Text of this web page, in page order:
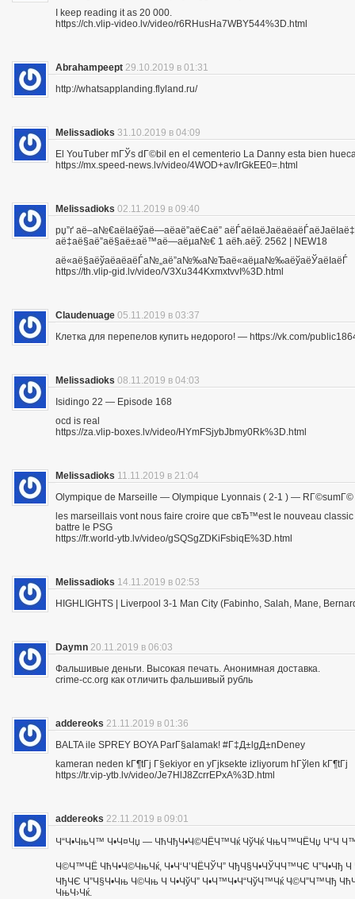
I keep reading it as 20 000.
https://ch.vlip-video.lv/video/r6RHusHa7WBY544%3D.html
Abrahampeept 29.10.2019 в 01:31
http://whatsapplanding.flyland.ru/
Melissadioks 31.10.2019 в 04:09
El YouTuber mГЎs dГ©bil en el cementerio La Danny esta bien
https://mx.speed-news.lv/video/4WOD+av/lrGkEE0=.html
Melissadioks 02.11.2019 в 09:40
рџ”ґ аё–а№€аёІаёўаё—аё­аё”аёЄаё”
аё‡аё§аё”аё§аё±аё™аё—аёµа№€ 1 аёћ.аёў. 2562 | NEW18
аё«аё§аёўаё­аё­аёЃа№„аё”а№‰а№Ђаё«аёµа№‰аёўаёЎаёІаёЃ
https://th.vlip-gid.lv/video/V3Xu344KxmxtvvI%3D.html
Claudenuage 05.11.2019 в 03:37
Клетка для перепелов купить недорого! — https://vk.com/
Melissadioks 08.11.2019 в 04:03
Isidingo 22 — Episode 168
ocd is real
https://za.vlip-boxes.lv/video/HYmFSjybJbmy0Rk%3D.html
Melissadioks 11.11.2019 в 21:04
Olympique de Marseille — Olympique Lyonnais ( 2-1 ) —
les marseillais vont nous faire croire que cвЂ™est le nouveau
battre le PSG
https://fr.world-ytb.lv/video/gSQSgZDKiFsbiqE%3D.html
Melissadioks 14.11.2019 в 02:53
HIGHLIGHTS | Liverpool 3-1 Man City (Fabinho, Salah, Mane,
Daymn 20.11.2019 в 06:03
Фальшивые деньги. Высокая печать. Анонимная доставка.
crime-cc.org как отличить фальшивый рубль
addereoks 21.11.2019 в 01:36
BALTA ile SPREY BOYA ParГ§alamak! #Г‡Д±lgД±nDeney
kameran neden kГ¶tГј Г§ekiyor en yГјksekte izliyorum hГўlen kГ¶tГј
https://tr.vip-ytb.lv/video/Je7HlJ8ZcrrEPxA%3D.html
addereoks 22.11.2019 в 09:01
Ч“Ч•ЧњЧ™ Ч•Ч¤Чџ — ЧћЧђЧ•Ч©ЧЁЧ™Чќ ЧўЧќ ЧњЧ™ЧЁЧџ Ч“Ч
Ч©Ч™ЧЁ ЧћЧ•Ч©ЧњЧќ, Ч•Ч‘Ч’ЧЁЧЎЧ” ЧђЧ§Ч•ЧЎЧЧ™ЧЄ Ч”Ч•Чђ
ЧђЧЄ Ч”Ч§Ч•Чњ Ч©Чњ Ч Ч•ЧўЧ” Ч•Ч™Ч•Ч“ЧўЧ™Чќ Ч©Ч”Ч™Чђ
ЧњЧ›Чќ.